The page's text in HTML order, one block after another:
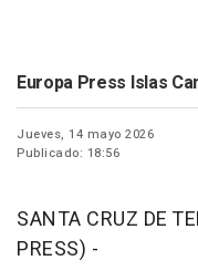
Europa Press Islas
Jueves, 14 mayo 2026
Publicado: 18:56
SANTA CRUZ DE
PRESS) -